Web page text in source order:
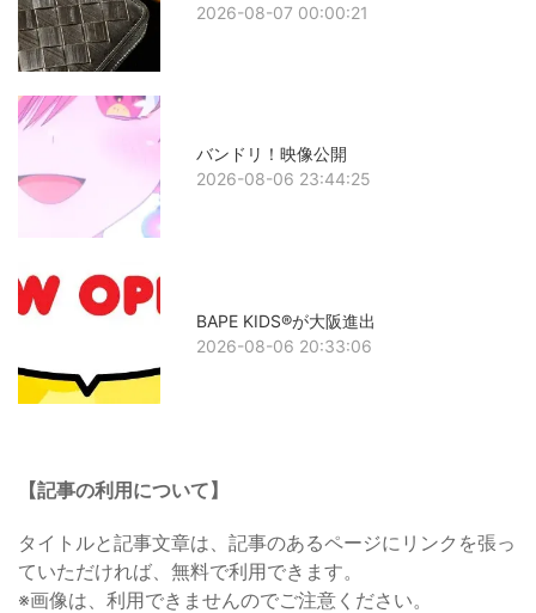
2026-08-07 00:00:21
バンドリ！映像公開
2026-08-06 23:44:25
BAPE KIDS®が大阪進出
2026-08-06 20:33:06
【記事の利用について】
タイトルと記事文章は、記事のあるページにリンクを張っ
ていただければ、無料で利用できます。
※画像は、利用できませんのでご注意ください。